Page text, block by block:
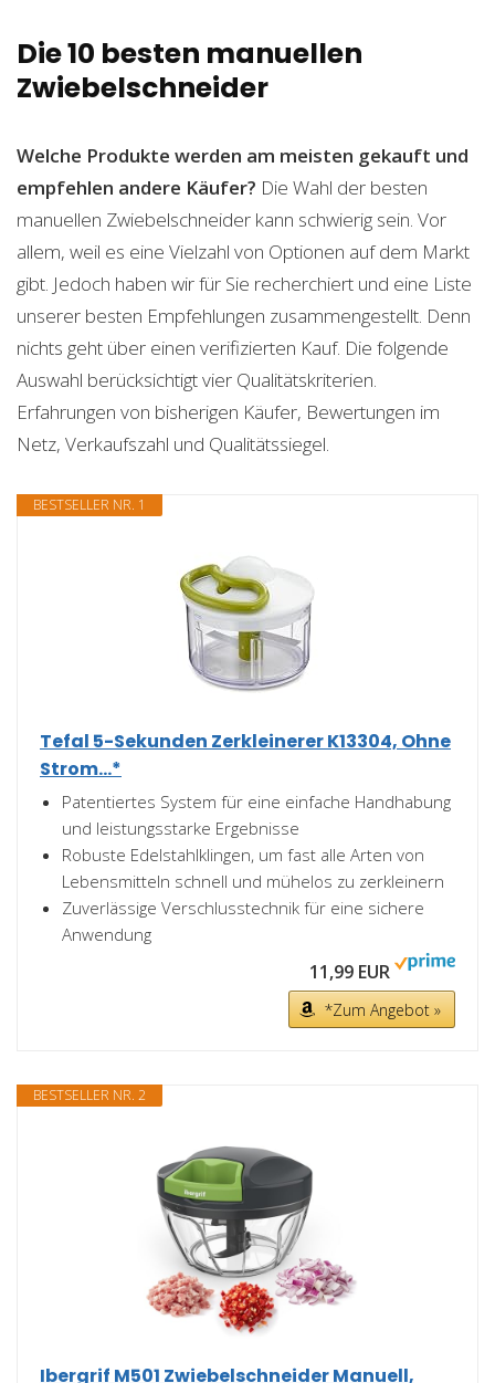
Die 10 besten manuellen
Zwiebelschneider
Welche Produkte werden am meisten gekauft und
empfehlen andere Käufer? Die Wahl der besten
manuellen Zwiebelschneider kann schwierig sein. Vor
allem, weil es eine Vielzahl von Optionen auf dem Markt
gibt. Jedoch haben wir für Sie recherchiert und eine Liste
unserer besten Empfehlungen zusammengestellt. Denn
nichts geht über einen verifizierten Kauf. Die folgende
Auswahl berücksichtigt vier Qualitätskriterien.
Erfahrungen von bisherigen Käufer, Bewertungen im
Netz, Verkaufszahl und Qualitätssiegel.
BESTSELLER NR. 1
Tefal 5-Sekunden Zerkleinerer K13304, Ohne
Strom...*
Patentiertes System für eine einfache Handhabung
und leistungsstarke Ergebnisse
Robuste Edelstahlklingen, um fast alle Arten von
Lebensmitteln schnell und mühelos zu zerkleinern
Zuverlässige Verschlusstechnik für eine sichere
Anwendung
11,99 EUR
*Zum Angebot »
BESTSELLER NR. 2
Ibergrif M501 Zwiebelschneider Manuell,